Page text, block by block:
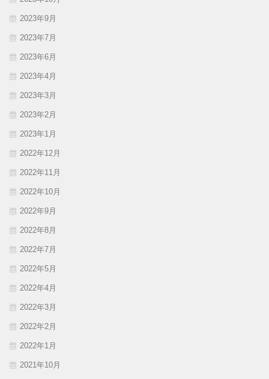
2023年9月
2023年7月
2023年6月
2023年4月
2023年3月
2023年2月
2023年1月
2022年12月
2022年11月
2022年10月
2022年9月
2022年8月
2022年7月
2022年5月
2022年4月
2022年3月
2022年2月
2022年1月
2021年10月